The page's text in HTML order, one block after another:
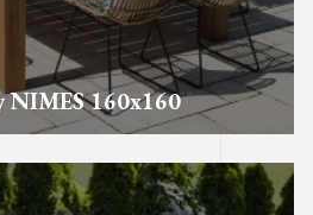
160x160